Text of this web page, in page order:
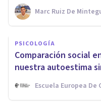
Marc Ruiz De
PSICOLOGÍA
Comparación social
nuestra autoestima
Escuela Europea De